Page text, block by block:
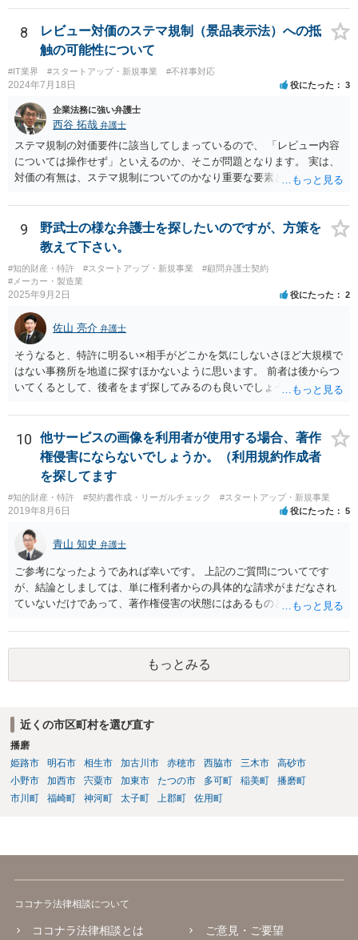
極的に課税方式を確認しなければならないという程度の注意義務は認
められにくいのではないかと思います。 もっとも、顧問契約締結当初
から本件法人設立の相談についても依頼しており委任事務に含まれて
いたと主張できる事情がある場合には、上記より幾分有利に進められ
るかと思います。 より詳細な検討は、個別に法律事務所に問い合わせ
て法律相談されるとよいでしょう。
前の商事消滅時効、不法行為消滅時効）にかかっている可能性が高い
です。 ②相手方の報告要求については、法的には従う義務はないでし
ょう。 ③すでに対応は完了しており、もし相手方から今後具体的な法
的請求ないし措置がなされれば改めて検討するという方針でもよいよ
うに思われます。
8
レビュー対価のステマ規制（景品表示法）への抵
触の可能性について
#IT業界 #スタートアップ・新規事業 #不祥事対応
2024年7月18日 役にたった 3
企業法務に強い弁護士
西谷 拓哉 弁護士
ステマ規制の対価要件に該当してしまっているので、 「レビュー内容
については操作せず」といえるのか、そこが問題となります。 実は、
対価の有無は、ステマ規制についてのかなり重要な要素となります。
とを条件に割り引くサービスを提供していたケースですが、 明示的に
高評価と指示していなくても、全件報酬を支払うことを約してレビュ
ーをさせるということになれば、結局はそれはレビュー内容について
事業者が関与していると評価され「事業者による表示（広告）」と判
断される余地は残るといえるでしょう。 あくまで、自身の嗜好に基づ
く、自主的なレビューでなければステマ規制にひっかかる可能性があ
www.caa.go.jp/policies/policy/representation/fair_labeling/guideline/ass
ets/representation_cms216_230328_03.pdf の５頁（イ）、２（１）参
照
9
野武士の様な弁護士を探したいのですが、方策を
教えて下さい。
#知的財産・特許 #スタートアップ・新規事業
#顧問弁護士契約
#メーカー・製造業
2025年9月2日 役にたった 2
佐山 亮介 弁護士
そうなると、特許に明るい×相手がどこかを気にしないさほど大規模で
はない事務所を地道に探すほかないように思います。 前者は後からつ
いてくるとして、後者をまず探してみるのも良いでしょう。
10
他サービスの画像を利用者が使用する場合、著作
権侵害にならないでしょうか。（利用規約作成者
を探してます
#知的財産・特許 #契約書作成・リーガルチェック #スタートアップ・新規事業
2019年8月6日 役にたった 5
青山 知史 弁護士
ご参考になったようであれば幸いです。 上記のご質問についてです
が、結論としましては、単に権利者からの具体的な請求がまだなされ
ていないだけであって、著作権侵害の状態にはあるものと思慮いたし
ンテンツの投稿については、適法か否かも含め、投稿者で自己責任で
行うものとし、サイトとしては責任を持たない旨の規定がなされてい
ることがあります。 利用者も多いため、サイトとして投稿画像等のチ
ェックは行えないことから、自己責任で判断して行動するように求め
ような画像もそのまま投稿されてしまい、結果として、権利者から削
除や損害賠償等の請求がなされるまで、事実上、その投稿状態が残っ
たままになっているものと思われます。 こうした無断転載の件数は多
く、また、本人の特定にも時間や費用がかかることから、全ての無断
転載に対しては、権利者が対応できていないという実情があるものと
いてきた場合には、こうした無断転載をしていると、権利侵害の責任
法な状態とは必ずしも言い難く、権利者の行動次第では責任が生じか
ねないものですので、やはりこうした無断転載は控えた方が安全かと
もっとみる
近くの市区町村を選び直す
播磨
姫路市
明石市 相生市 加古川市 赤穂市 西脇市 三木市
高砂市
小野市
加西市 宍粟市 加東市 たつの市 多可町 稲美町
播磨町
市川町
福崎町 神河町 太子町 上郡町 佐用町
ココナラ法律相談について
ココナラ法律相談とは ご意見・ご要望